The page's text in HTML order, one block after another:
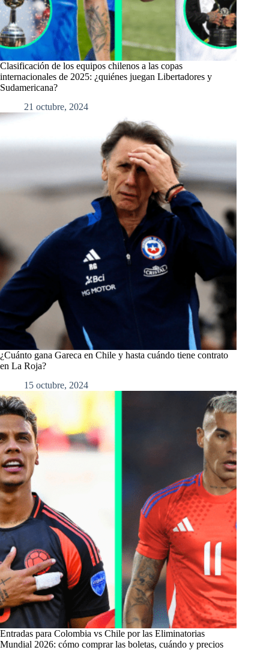
Clasificación de los equipos chilenos a las copas
internacionales de 2025: ¿quiénes juegan Libertadores y
Sudamericana?
21 octubre, 2024
¿Cuánto gana Gareca en Chile y hasta cuándo tiene contrato
en La Roja?
15 octubre, 2024
Entradas para Colombia vs Chile por las Eliminatorias
Mundial 2026: cómo comprar las boletas, cuándo y precios